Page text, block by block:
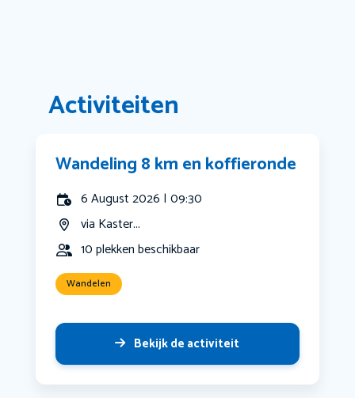
Activiteiten
Wandeling 8 km en koffieronde
6 August 2026 | 09:30
via Kaster...
10 plekken beschikbaar
Wandelen
Bekijk de activiteit